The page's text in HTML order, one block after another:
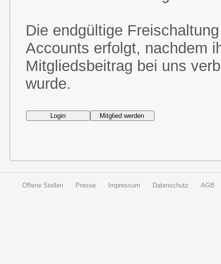
Die endgültige
Accounts erfolgt, nachdem
Mitgliedsbeitrag bei uns
wurde.
Offene Stellen Presse Impressum Datenschutz AGB